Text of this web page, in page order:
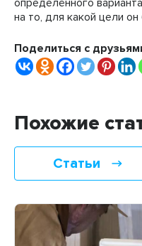
определённого
на то, для какой цели
Поделиться с
Похожие
Статьи